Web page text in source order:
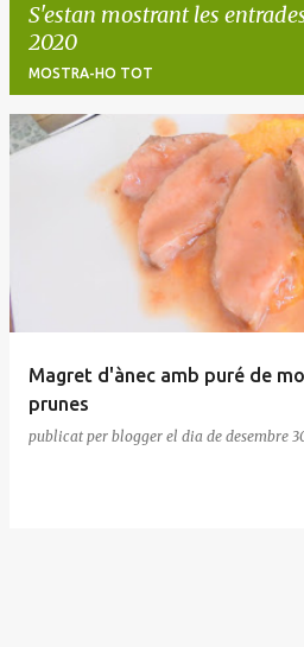
S'estan mostrant les
2020
MOSTRA-HO TOT
E
a
d
Magret d'ànec amb puré de
prunes
publicat per blogger el dia de desembre